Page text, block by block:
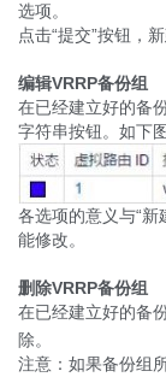
选项。
点击“提交”按钮，
编辑VRRP备份组
在已经建立好的备
字符串按钮。如下
各选项的意义与“新
能修改。
删除VRRP备份组
在已经建立好的备
除。
注意：如果备份组